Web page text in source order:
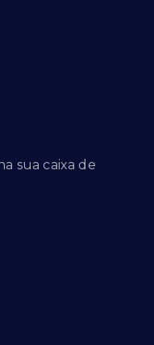
sua caixa de